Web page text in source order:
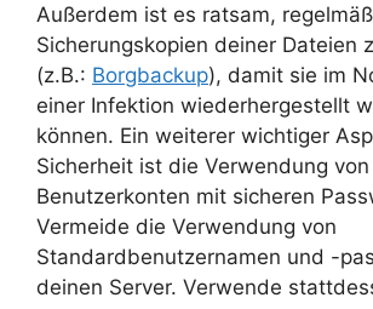
Außerdem ist es ratsam,
Sicherungskopien deiner Dateien
(z.B.: Borgbackup), damit sie im
einer Infektion wiederhergestellt
können. Ein weiterer wichtiger
Sicherheit ist die Verwendung von
Benutzerkonten mit sicheren
Vermeide die Verwendung von
Standardbenutzernamen und -
deinen Server. Verwende